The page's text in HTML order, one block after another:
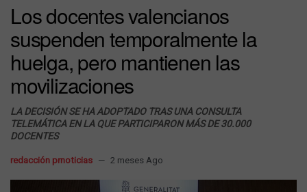
Los docentes valencianos
suspenden temporalmente la
huelga, pero mantienen las
movilizaciones
LA DECISIÓN SE HA ADOPTADO TRAS UNA CONSULTA
TELEMÁTICA EN LA QUE PARTICIPARON MÁS DE 30.000
DOCENTES
redacción prnoticias 2 meses Ago